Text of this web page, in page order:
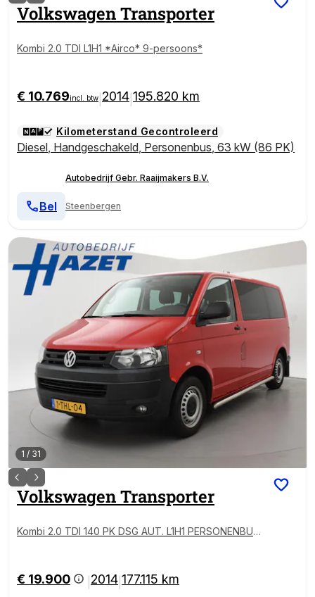
VolkswagenTransporter
Kombi 2.0 TDI L1H1 *Airco* 9-persoons*
€ 10.769incl. btw 2014 195.820 km
Kilometerstand Gecontroleerd
Diesel, Handgeschakeld, Personenbus, 63 kW (86 PK)
Autobedrijf Gebr. Raaijmakers B.V.
Steenbergen
Bel
1 / 31
VolkswagenTransporter
Kombi 2.0 TDI 140 PK DSG AUT. L1H1 PERSONENBUS
€ 19.900 2014 177.115 km